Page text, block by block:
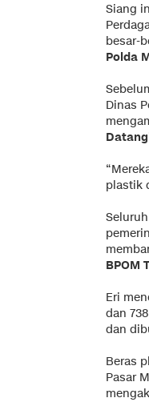
Siang
besar-
Polda
Dinas
plastik
BPOM
Eri
dan
dan
Beras
Pasar